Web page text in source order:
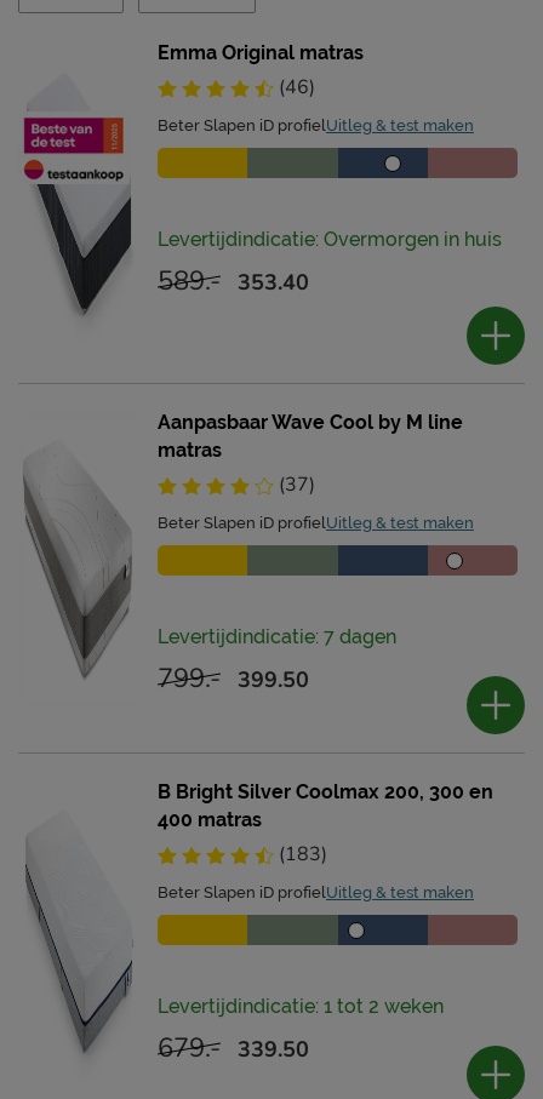
Emma Original matras
(46)
Beter Slapen iD profielUitleg & test maken
Levertijdindicatie: Overmorgen in huis
589.- 353.40
Aanpasbaar Wave Cool by M line
matras
(37)
Beter Slapen iD profielUitleg & test maken
Levertijdindicatie: 7 dagen
799.- 399.50
B Bright Silver Coolmax 200, 300 en
400 matras
(183)
Beter Slapen iD profielUitleg & test maken
Levertijdindicatie: 1 tot 2 weken
679.- 339.50